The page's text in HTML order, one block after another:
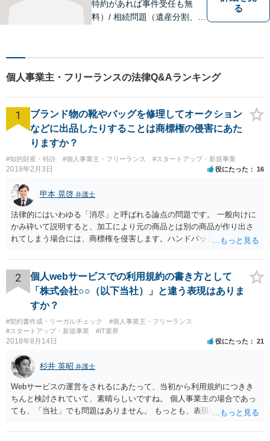
特約があれば事件受任も無
料）/ 相続問題（遺産分割、遺
る
個人事業主・フリーランスの法律Q&Aランキング
1
ブランド物の靴やバッグを修理してオークション
などに出品したりすることは商標権の侵害にあた
りますか？
#知的財産・特許 #個人事業主・フリーランス #スタートアップ・新規事業
2018年2月3日 役にたった 16
甲本 晃啓 弁護士
法律的にはいわゆる「消尽」と呼ばれる論点の問題です。 一般向けに
かみ砕いて説明すると、加工により元の商品とは別の商品が作り出さ
れてしまう場合には、商標権を侵害します。ハンドバッグをポーチに
ための加工（一般にいう修理）は、商標権を侵害しません。 商標権者
は、その商品を売ったときに対価を回収しているので、商標権は用い
尽くされている（用尽、消尽といいます。）と解釈されます。他方
で、商標権者の預かり知らないところで、販売した商品から別の商品
（コピー品やリメイク品）が作りだされてしまうと、その商品が仮に
酷い品質であれば、商標権者のブランドイメージが傷ついてしまいま
すし、その証商標権者にクレームが来てしまいますので、商標権を侵
害します。その商品が流通すれば商標権（ロゴマーク等）に対する一
般消費者の信頼も害することになります。また、本来商標権者に入る
べき利益が入らないことになります。 修理だけではそのような問題は
生じません。
2
個人webサービスでの利用規約の書き方として
「株式会社○○（以下当社）」と違う表現はありま
すか？
#契約書作成・リーガルチェック
#個人事業主・フリーランス
#スタートアップ・新規事業
#IT業界
2018年8月14日 役にたった 21
杉井 英昭 弁護士
Webサービスの運営をされるにあたって、当初から利用規約につきき
ちんと検討されていて、素晴らしいですね。 個人事業主の場合であっ
ても、「当社」でも問題はありません。 もっとも、表現に違和感があ
さんが「ABCウェブサービス」の屋号で事業を運営する際には、「当